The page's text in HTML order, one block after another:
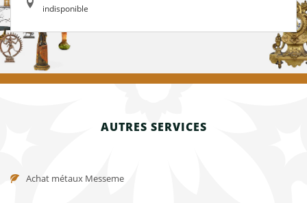
indisponible
AUTRES SERVICES
Achat métaux Messeme